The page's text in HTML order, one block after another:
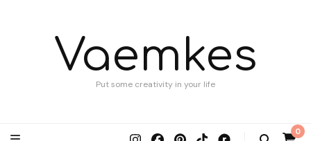
Vaemkes
Put some creativity in your life
0